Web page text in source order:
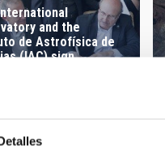
and the
de Astrofísica de
(IAC) sign